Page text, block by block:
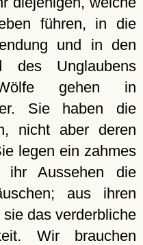
führen, in die
und in den
des Unglaubens
gehen in
Sie haben die
nicht aber deren
legen ein zahmes
Aussehen die
aus ihren
das verderbliche
Wir brauchen